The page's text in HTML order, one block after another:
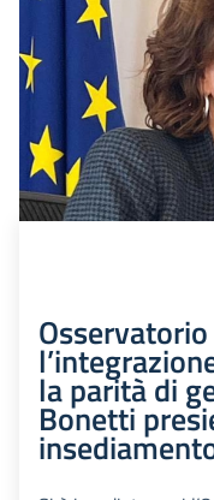
la parità di
Bonetti